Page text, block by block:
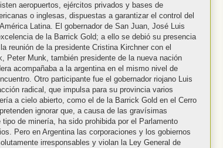
aeropuertos, ejércitos privados y bases de
o inglesas, dispuestas a garantizar el control del
Latina. El gobernador de San Juan, José Luis
de la Barrick Gold; a ello se debió su presencia
reunión de la presidente Cristina Kirchner con el
Peter Munk, también presidente de la nueva nación
acompañaba a la argentina en el mismo nivel de
Otro participante fue el gobernador riojano Luis
radical, que impulsa para su provincia varios
a cielo abierto, como el de la Barrick Gold en el Cerro
ignorar que, a causa de las gravísimas
de minería, ha sido prohibida por el Parlamento
Pero en Argentina las corporaciones y los gobiernos
irresponsables y violan la Ley General de